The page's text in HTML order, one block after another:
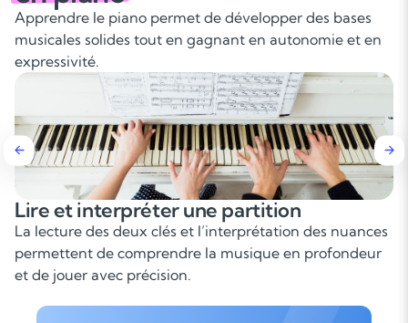
Apprendre le piano permet de développer des bases
musicales solides tout en gagnant en autonomie et en
expressivité.
Lire et interpréter une partition
La lecture des deux clés et l’interprétation des nuances
permettent de comprendre la musique en profondeur
et de jouer avec précision.